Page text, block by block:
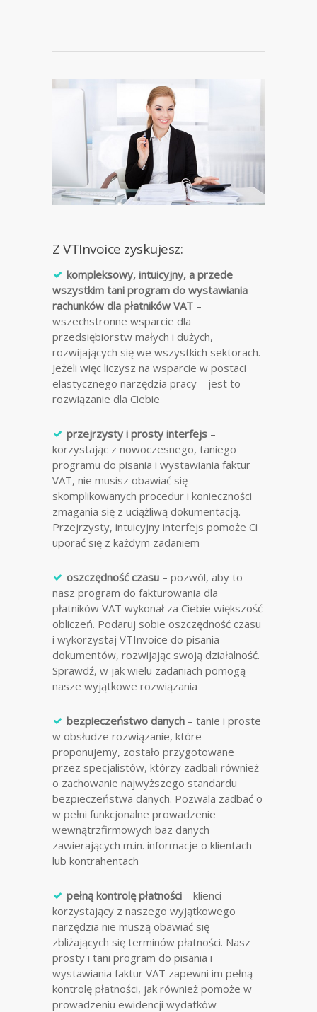
Z VTInvoice zyskujesz:
kompleksowy, intuicyjny, a przede
wszystkim tani program do wystawiania
rachunków dla płatników VAT –
wszechstronne wsparcie dla
przedsiębiorstw małych i dużych,
rozwijających się we wszystkich sektorach.
Jeżeli więc liczysz na wsparcie w postaci
elastycznego narzędzia pracy – jest to
rozwiązanie dla Ciebie
przejrzysty i prosty interfejs –
korzystając z nowoczesnego, taniego
programu do pisania i wystawiania faktur
VAT, nie musisz obawiać się
skomplikowanych procedur i konieczności
zmagania się z uciążliwą dokumentacją.
Przejrzysty, intuicyjny interfejs pomoże Ci
uporać się z każdym zadaniem
oszczędność czasu – pozwól, aby to
nasz program do fakturowania dla
płatników VAT wykonał za Ciebie większość
obliczeń. Podaruj sobie oszczędność czasu
i wykorzystaj VTInvoice do pisania
dokumentów, rozwijając swoją działalność.
Sprawdź, w jak wielu zadaniach pomogą
nasze wyjątkowe rozwiązania
bezpieczeństwo danych – tanie i proste
w obsłudze rozwiązanie, które
proponujemy, zostało przygotowane
przez specjalistów, którzy zadbali również
o zachowanie najwyższego standardu
bezpieczeństwa danych. Pozwala zadbać o
w pełni funkcjonalne prowadzenie
wewnątrzfirmowych baz danych
zawierających m.in. informacje o klientach
lub kontrahentach
pełną kontrolę płatności – klienci
korzystający z naszego wyjątkowego
narzędzia nie muszą obawiać się
zbliżających się terminów płatności. Nasz
prosty i tani program do pisania i
wystawiania faktur VAT zapewni im pełną
kontrolę płatności, jak również pomoże w
prowadzeniu ewidencji wydatków